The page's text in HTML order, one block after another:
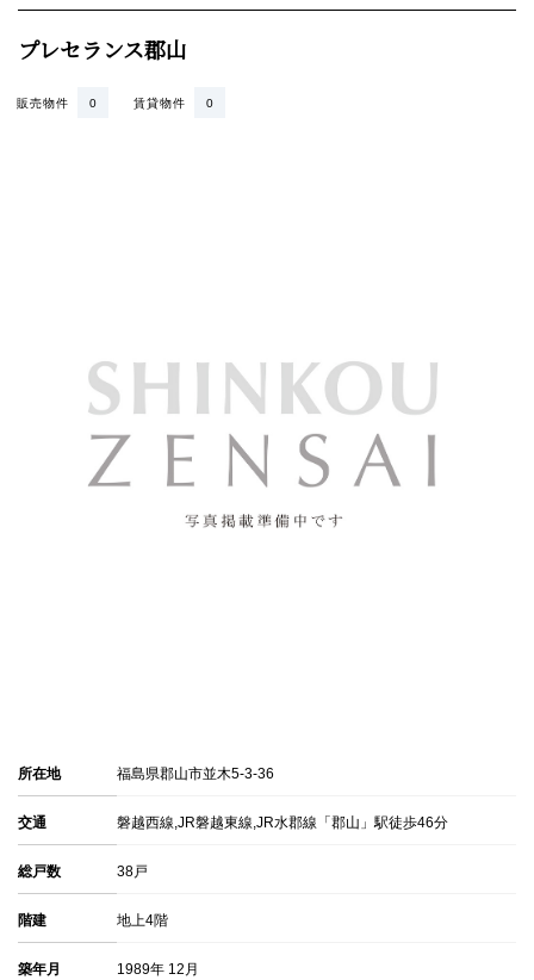
プレセランス郡山
賃貸物件 0
販売物件 0
所在地 福島県郡山市並木5-3-36
交通 磐越西線,JR磐越東線,JR水郡線「郡山」駅徒歩46分
総戸数 38戸
階建 地上4階
築年月 1989年 12月